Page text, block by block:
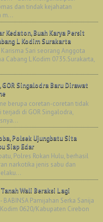
dan tindak kejahatan
m...
Kedaton, Buah Karya Persit
L Kodim Surakarta
Sari seorang Anggota
Cabang L Kodim 0735.Surakarta,
Singalodra Baru Dirawat
berupa coretan-coretan tidak
di GOR Singalodra,
Polsek Ujungbatu Sita
Siap Edar
Polres Rokan Hulu, berhasil
narkotika jenis sabu dan
Wali Beraksi Lagi
Pamijahan Serka Sanija
0620/Kabupaten Cirebon